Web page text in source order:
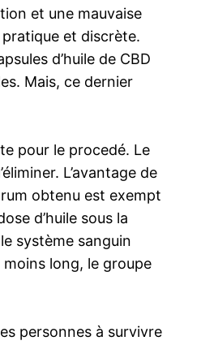
et une mauvaise
et discrète.
d’huile de CBD
Mais, ce dernier
pour le procedé. Le
L’avantage de
obtenu est exempt
d’huile sous la
système sanguin
long, le groupe
personnes à survivre